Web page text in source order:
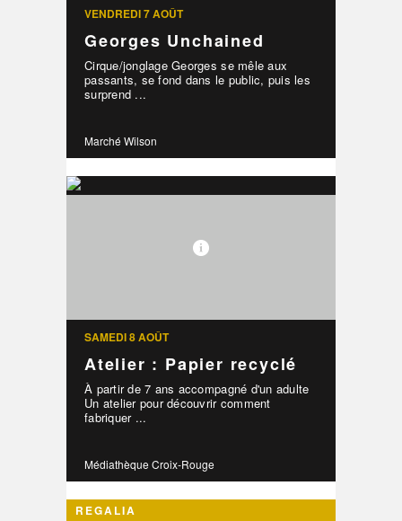
VENDREDI 7 AOÛT
Georges Unchained
Cirque/jonglage Georges se mêle aux
passants, se fond dans le public, puis les
surprend ...
Marché Wilson
SAMEDI 8 AOÛT
Atelier : Papier recyclé
À partir de 7 ans accompagné d'un adulte
Un atelier pour découvrir comment
fabriquer ...
Médiathèque Croix-Rouge
REGALIA